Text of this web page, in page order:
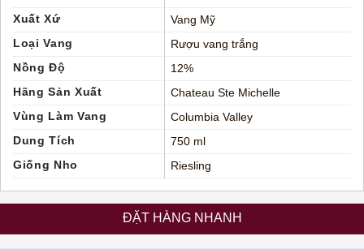
Xuất Xứ
Vang Mỹ
Loại Vang
Rượu vang trắng
Nồng Độ
12%
Hãng Sản Xuất
Chateau Ste Michelle
Vùng Làm Vang
Columbia Valley
Dung Tích
750 ml
Giống Nho
Riesling
ĐẶT HÀNG NHANH